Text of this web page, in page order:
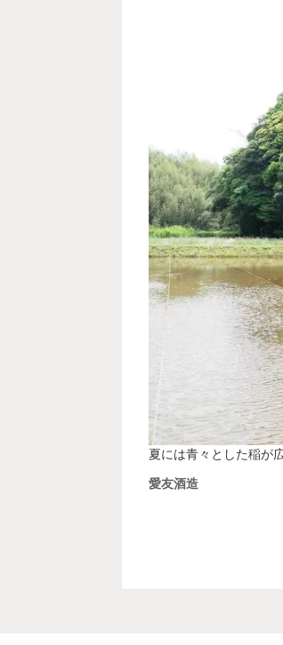
夏には青々とした稲が
愛友酒造